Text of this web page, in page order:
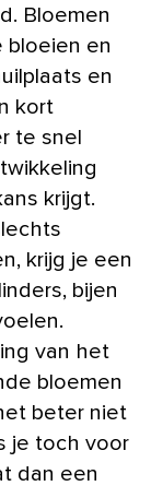
Bloemen
bloeien en
en
kort
te snel
krijgt.
krijg je een
bijen
van het
bloemen
beter niet
je toch voor
dan een